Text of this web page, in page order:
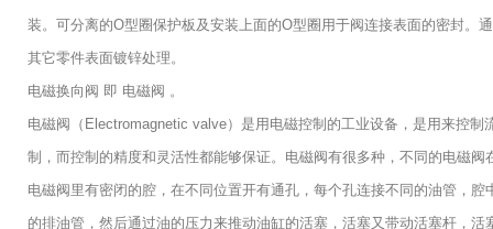
装。可分离的O型圈保护板及安装上面的O型圈用于阀连接表面的密封。
其它零件表面镀锌处理。
电磁换向阀 即 电磁阀 。
电磁阀（Electromagnetic valve）是用电磁控制的工业设备，是用来控
制，而控制的精度和灵活性都能够保证。电磁阀有很多种，不同的电磁
电磁阀里有密闭的腔，在不同位置开有通孔，每个孔连接不同的油管，
的排油管，然后通过油的压力来推动油缸的活塞，活塞又带动活塞杆，